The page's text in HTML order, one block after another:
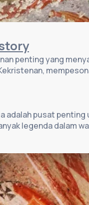
penting yang
adalah pusat
legenda dalam